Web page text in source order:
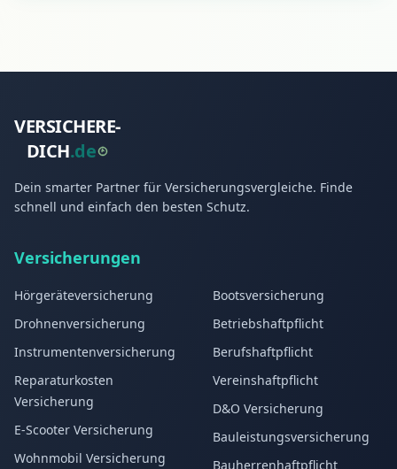
VERSICHERE-
DICH.de
Dein smarter Partner für Versicherungsvergleiche. Finde
schnell und einfach den besten Schutz.
Versicherungen
Hörgeräteversicherung
Drohnenversicherung
Instrumentenversicherung
Reparaturkosten
Versicherung
E-Scooter Versicherung
Wohnmobil Versicherung
Bootsversicherung
Betriebshaftpflicht
Berufshaftpflicht
Vereinshaftpflicht
D&O Versicherung
Bauleistungsversicherung
Bauherrenhaftpflicht